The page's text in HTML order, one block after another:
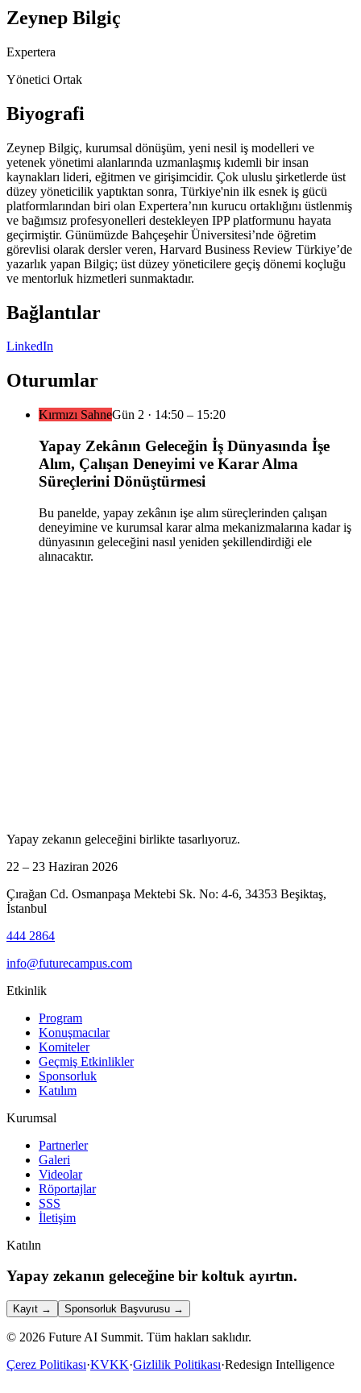
Zeynep Bilgiç
Expertera
Yönetici Ortak
Biyografi
Zeynep Bilgiç, kurumsal dönüşüm, yeni nesil iş modelleri ve
yetenek yönetimi alanlarında uzmanlaşmış kıdemli bir insan
kaynakları lideri, eğitmen ve girişimcidir. Çok uluslu şirketlerde üst
düzey yöneticilik yaptıktan sonra, Türkiye'nin ilk esnek iş gücü
platformlarından biri olan Expertera’nın kurucu ortaklığını üstlenmiş
ve bağımsız profesyonelleri destekleyen IPP platformunu hayata
geçirmiştir. Günümüzde Bahçeşehir Üniversitesi’nde öğretim
görevlisi olarak dersler veren, Harvard Business Review Türkiye’de
yazarlık yapan Bilgiç; üst düzey yöneticilere geçiş dönemi koçluğu
ve mentorluk hizmetleri sunmaktadır.
Bağlantılar
LinkedIn
Oturumlar
Kırmızı SahneGün 2 · 14:50 – 15:20
Yapay Zekânın Geleceğin İş Dünyasında İşe
Alım, Çalışan Deneyimi ve Karar Alma
Süreçlerini Dönüştürmesi
Bu panelde, yapay zekânın işe alım süreçlerinden çalışan
deneyimine ve kurumsal karar alma mekanizmalarına kadar iş
dünyasının geleceğini nasıl yeniden şekillendirdiği ele
alınacaktır.
Yapay zekanın geleceğini birlikte tasarlıyoruz.
22 – 23 Haziran 2026
Çırağan Cd. Osmanpaşa Mektebi Sk. No: 4-6, 34353 Beşiktaş,
İstanbul
444 2864
info@futurecampus.com
Etkinlik
Program
Konuşmacılar
Komiteler
Geçmiş Etkinlikler
Sponsorluk
Katılım
Kurumsal
Partnerler
Galeri
Videolar
Röportajlar
SSS
İletişim
Katılın
Yapay zekanın geleceğine bir koltuk ayırtın.
Kayıt → Sponsorluk Başvurusu →
© 2026 Future AI Summit. Tüm hakları saklıdır.
Çerez Politikası·KVKK·Gizlilik Politikası·Redesign Intelligence